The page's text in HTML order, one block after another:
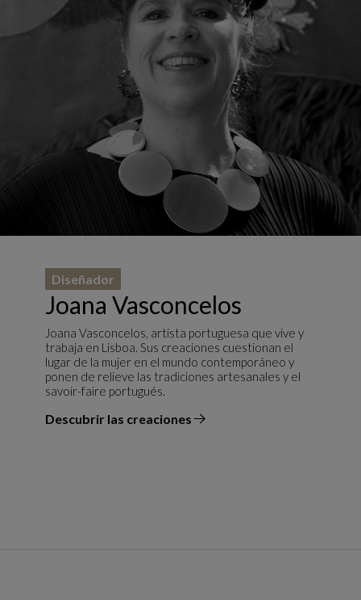
Joana Vasconcelos
Diseñador
Joana Vasconcelos, artista portuguesa que vive y
trabaja en Lisboa. Sus creaciones cuestionan el
lugar de la mujer en el mundo contemporáneo y
ponen de relieve las tradiciones artesanales y el
savoir-faire portugués.
Descubrir las creaciones
el diseñador